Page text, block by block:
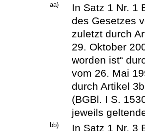
aa)
In Satz 1 Nr. 1
des Gesetzes
zuletzt durch
29. Oktober
worden ist“
vom 26. Mai
durch Artikel
(BGBl. I S.
jeweils
bb)
In Satz 1 Nr. 3